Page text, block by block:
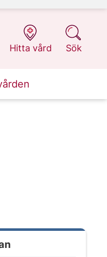
Hitta vård
på 1177.se
Sök
på 1177.se